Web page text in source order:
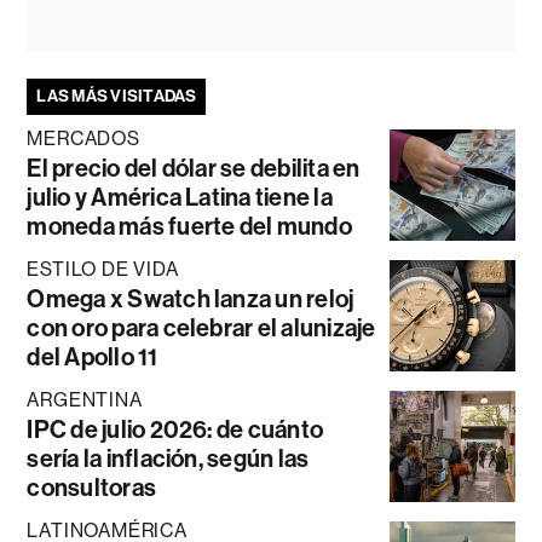
LAS MÁS VISITADAS
MERCADOS
El precio del dólar se debilita en
julio y América Latina tiene la
moneda más fuerte del mundo
ESTILO DE VIDA
Omega x Swatch lanza un reloj
con oro para celebrar el alunizaje
del Apollo 11
ARGENTINA
IPC de julio 2026: de cuánto
sería la inflación, según las
consultoras
LATINOAMÉRICA